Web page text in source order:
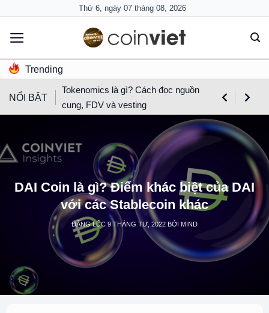
content
Thứ 6, ngày 07 tháng 08, 2026
Trending
NỔI BẬT
Tokenomics là gì? Cách đọc nguồn
cung, FDV và vesting
DAI Coin là gì? Điểm khác biệt của DAI
với các Stablecoin khác
ĐĂNG LÚC 9 THÁNG TƯ, 2022 BỞI MIND